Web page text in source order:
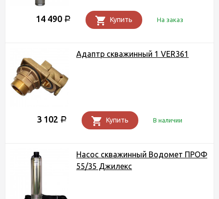
14 490 Р Купить На заказ
Адаптр скважинный 1 VER361
3 102 Р Купить В наличии
Насос скважинный Водомет ПРОФ
55/35 Джилекс